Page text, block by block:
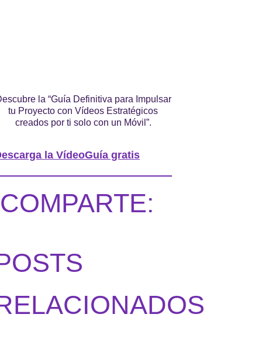
la “Guía Definitiva para Impulsar
tu Proyecto con Vídeos Estratégicos
creados por ti solo con un Móvil”.
la VídeoGuía gratis
COMPARTE: